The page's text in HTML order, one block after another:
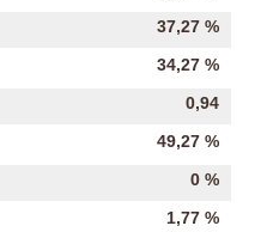
37,27 %
34,27 %
0,94
49,27 %
0 %
1,77 %